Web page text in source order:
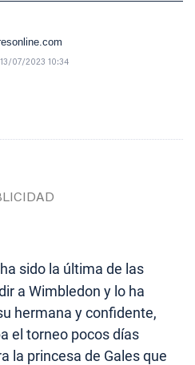
13/07/2023 10:34
ha sido la última de las
a Wimbledon y lo ha
hermana y confidente,
el torneo pocos días
la princesa de Gales que